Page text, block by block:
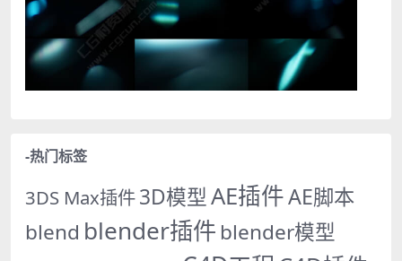
-热门标签
3DS Max插件3D模型AE插件AE脚本
blend blender插件 blender模型